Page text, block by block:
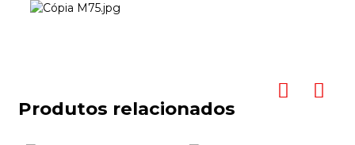
Produtos relacionados